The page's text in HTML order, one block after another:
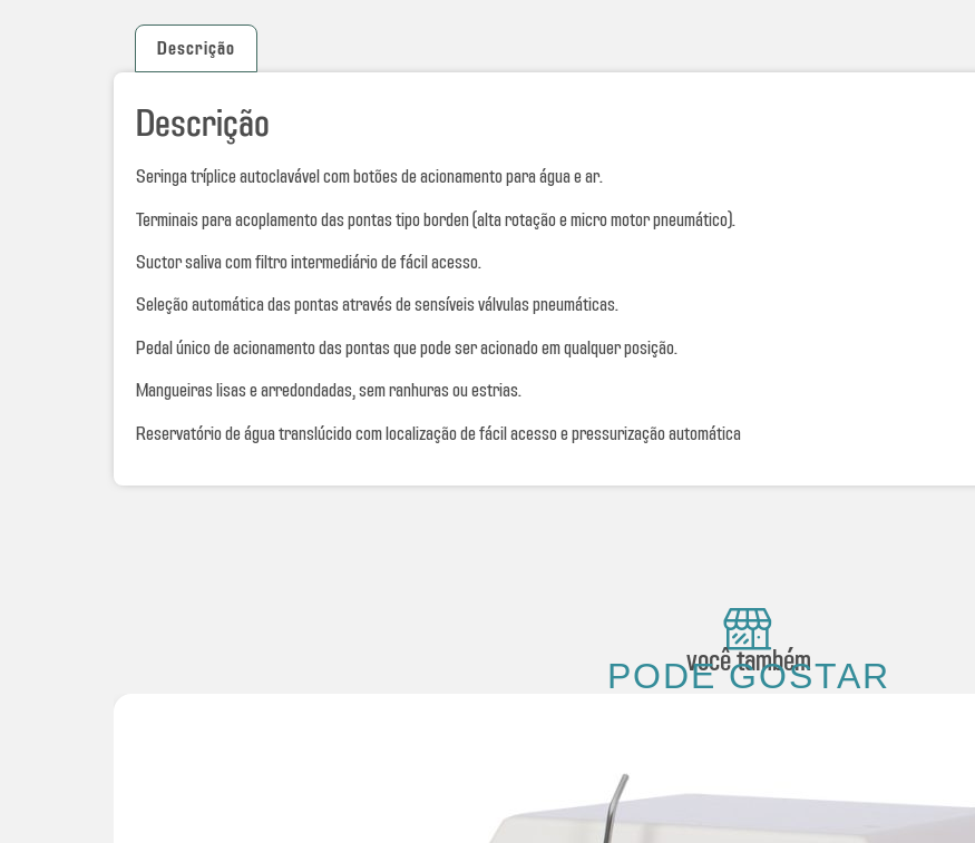
Descrição
Descrição
Seringa tríplice autoclavável com botões de acionamento para água e ar.
Terminais para acoplamento das pontas tipo borden (alta rotação e micro motor pneumático).
Suctor saliva com filtro intermediário de fácil acesso.
Seleção automática das pontas através de sensíveis válvulas pneumáticas.
Pedal único de acionamento das pontas que pode ser acionado em qualquer posição.
Mangueiras lisas e arredondadas, sem ranhuras ou estrias.
Reservatório de água translúcido com localização de fácil acesso e pressurização automática
você também
PODE GOSTAR